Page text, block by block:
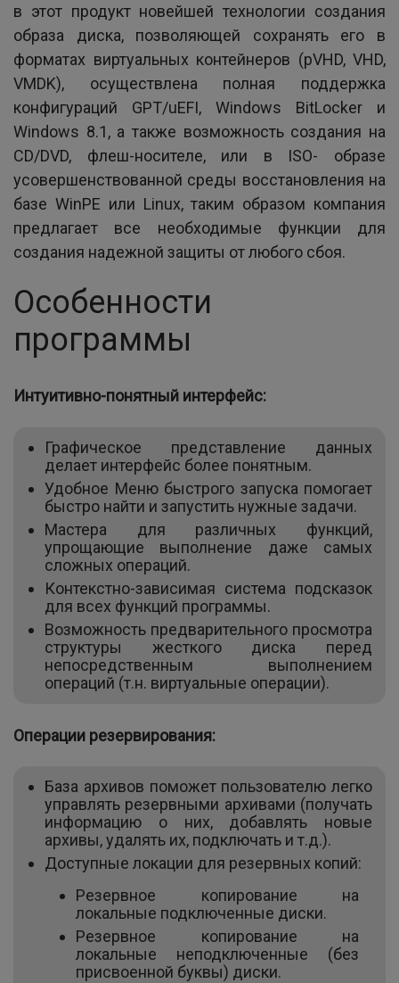
в этот продукт новейшей технологии создания
образа диска, позволяющей сохранять его в
форматах виртуальных контейнеров (pVHD, VHD,
VMDK), осуществлена полная поддержка
конфигураций GPT/uEFI, Windows BitLocker и
Windows 8.1, а также возможность создания на
CD/DVD, флеш-носителе, или в ISO- образе
усовершенствованной среды восстановления на
базе WinPE или Linux, таким образом компания
предлагает все необходимые функции для
создания надежной защиты от любого сбоя.
Особенности
программы
Интуитивно-понятный интерфейс:
Графическое представление данных
делает интерфейс более понятным.
Удобное Меню быстрого запуска помогает
быстро найти и запустить нужные задачи.
Мастера для различных функций,
упрощающие выполнение даже самых
сложных операций.
Контекстно-зависимая система подсказок
для всех функций программы.
Возможность предварительного просмотра
структуры жесткого диска перед
непосредственным выполнением
операций (т.н. виртуальные операции).
Операции резервирования:
База архивов поможет пользователю легко
управлять резервными архивами (получать
информацию о них, добавлять новые
архивы, удалять их, подключать и т.д.).
Доступные локации для резервных копий:
Резервное копирование на
локальные подключенные диски.
Резервное копирование на
локальные неподключенные (без
присвоенной буквы) диски.